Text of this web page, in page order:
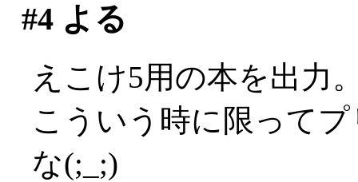
#4よる
えこけ5用の本を出力
こういう時に限って
な(;_;)